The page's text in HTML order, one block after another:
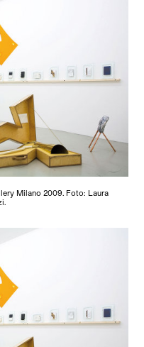
Milano 2009. Foto: Laura